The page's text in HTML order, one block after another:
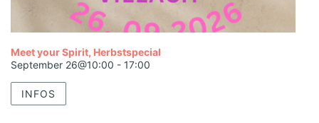
Meet your Spirit, Herbstspecial
September 26@10:00 - 17:00
INFOS